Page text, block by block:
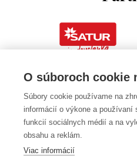
O súboroch cookie
Súbory cookie používame na
informácií o výkone a používaní
funkcií sociálnych médií a na
obsahu a reklám.
Viac informácií